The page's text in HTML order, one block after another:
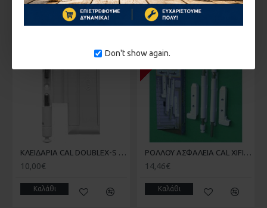
Don't show again.
* Έχει το τέλειο design
* Τοποθετείται σε ένα λεπτό
* Στοιχίζει ελάχιστα για τα πλεονεκτήματα που διαθέτει
* Φαίνεται από μακριά αν είναι ασφαλισμένη ή όχι
* Καταργεί τα αμορτισέρ & τα στοπ για το άνοιγμα & κλείσιμο
των χωνευτών φύλλων
ΟΙ ΤΙΜΕΣ ΙΣΧΥΟΥΝ ΜΟΝΟ ΓΙΑ ΑΓΟΡΕΣ ΑΠΟ ΤΟ
ΗΛΕΚΤΡΟΝΙΚΟ ΚΑΤΑΣΤΗΜΑ ΜΑΣ
ΤΙΜΗ ΤΕΜΑΧΙΟΥ - Η ΣΥΣΚΕΥΑΣΙΑ ΠΕΡΙΛΑΜΒΑΝΕΙ 2 ΤΕΜΑΧΙΑ
ΣΤΗΝ ΄ΙΔΙΑ ΚΑΤΗΓΟΡΊΑ
ΚΛΕΙΔΑΡΙΑ CAL DOUBLEX-S ΑΝΟΙΓΟΜΕΝΟΥ
10,00€
Καλάθι
1-3 ΗΜΈΡΕΣ
ΡΟΛΛΟΥ ΑΣΦΑΛΕΙΑ CAL XIFIAS
14,46€
Καλάθι